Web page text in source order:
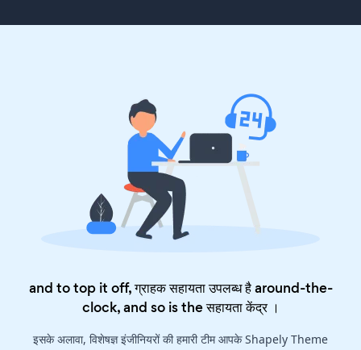
and to top it off, ग्राहक सहायता उपलब्ध है around-the-
clock, and so is theसहायता केंद्र।
इसके अलावा, विशेषज्ञ इंजीनियरों की हमारी टीम आपके Shapely Theme